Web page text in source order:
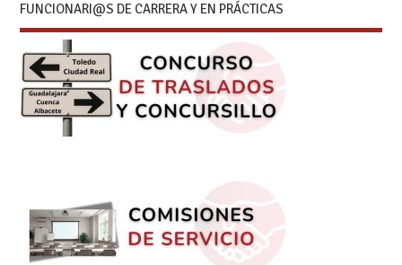
FUNCIONARI@S DE CARRERA Y EN PRÁCTICAS